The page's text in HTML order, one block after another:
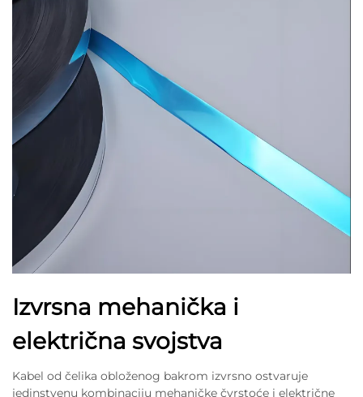
Izvrsna mehanička i
električna svojstva
Kabel od čelika obloženog bakrom izvrsno ostvaruje
jedinstvenu kombinaciju mehaničke čvrstoće i električne